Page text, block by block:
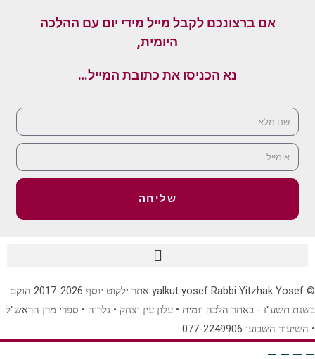
אם ברצונכם לקבל מייל מידי יום עם ההלכה
היומית,
נא הכניסו את כתובת המייל…
שליחה
© yalkut yosef Rabbi Yitzhak Yosef אתר ילקוט יוסף 2017-2026 הוקם
בשנת תשע"ז - באתר הלכה יומית • עלון עין יצחק • גלריה • ספרי מרן הראש"ל
• השיעור השבועי 077-2249906